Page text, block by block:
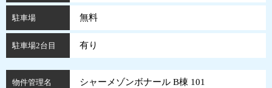
駐車場 無料
駐車場2台目 有り
物件管理名 シャーメゾンボナール B棟 101